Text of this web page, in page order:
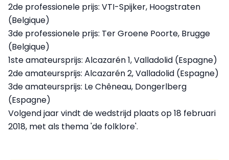
2de professionele prijs: VTI-Spijker, Hoogstraten
(Belgique)
3de professionele prijs: Ter Groene Poorte, Brugge
(Belgique)
1ste amateursprijs: Alcazarén 1, Valladolid (Espagne)
2de amateursprijs: Alcazarén 2, Valladolid (Espagne)
3de amateursprijs: Le Chêneau, Dongerlberg
(Espagne)
Volgend jaar vindt de wedstrijd plaats op 18 februari
2018, met als thema 'de folklore'.